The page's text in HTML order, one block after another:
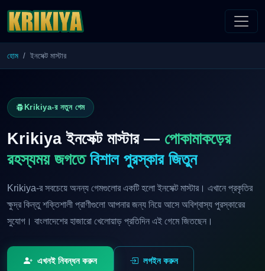
হোম ইনসেক্ট মাস্টার
Krikiya-র নতুন গেম
Krikiya ইনসেক্ট মাস্টার — পোকামাকড়ের
রহস্যময় জগতে বিশাল পুরস্কার জিতুন
Krikiya-র সবচেয়ে অনন্য গেমগুলোর একটি হলো ইনসেক্ট মাস্টার। এখানে প্রকৃতির
ক্ষুদ্র কিন্তু শক্তিশালী প্রাণীগুলো আপনার জন্য নিয়ে আসে অবিশ্বাস্য পুরস্কারের
সুযোগ। বাংলাদেশের হাজারো খেলোয়াড় প্রতিদিন এই গেমে জিতছেন।
এখনই নিবন্ধন করুন লগইন করুন